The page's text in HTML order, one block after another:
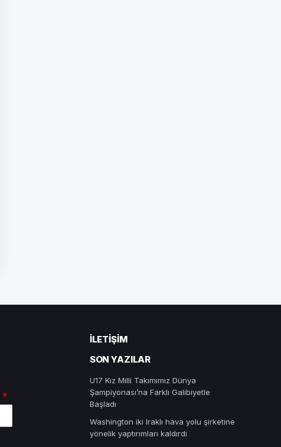
*
İLETIŞIM
SON YAZILAR
U17 Kız Milli Takımımız Dünya
Şampiyonası’na Farklı Galibiyetle
Başladı
Washington iki Iraklı hava yolu şirketine
yönelik yaptırımları kaldırdı